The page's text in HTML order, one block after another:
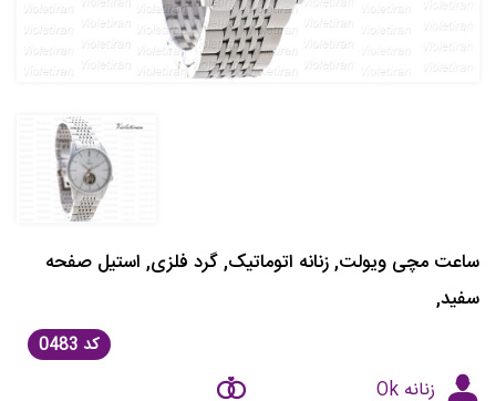
ساعت مچی ویولت, زنانه اتوماتیک, گرد فلزی, استیل صفحه
سفید,
کد
زنانه Ok